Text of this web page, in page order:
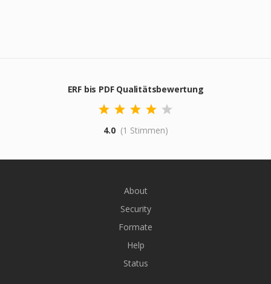
ERF bis PDF Qualitätsbewertung
4.0 (1 Stimmen)
About
Security
Formate
Help
Status